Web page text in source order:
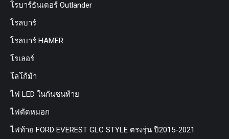
โรบาร์ธันเดอร์ Outlander
โรลบาร์
โรลบาร์ HAMER
โรเลอร์
โลโก้ม้า
ไฟ LED ในกันชนท้าย
ไฟตัดหมอก
ไฟท้าย FORD EVEREST GLC STYLE ตรงรุ่น ปี2015-2021